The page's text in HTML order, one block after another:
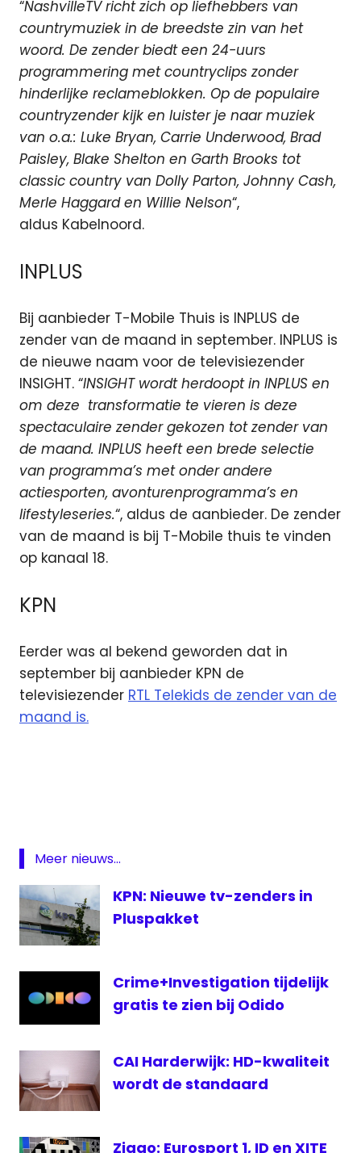
“NashvilleTV richt zich op liefhebbers van
countrymuziek in de breedste zin van het
woord. De zender biedt een 24-uurs
programmering met countryclips zonder
hinderlijke reclameblokken. Op de populaire
countryzender kijk en luister je naar muziek
van o.a.: Luke Bryan, Carrie Underwood, Brad
Paisley, Blake Shelton en Garth Brooks tot
classic country van Dolly Parton, Johnny Cash,
Merle Haggard en Willie Nelson“,
aldus Kabelnoord.
INPLUS
Bij aanbieder T-Mobile Thuis is INPLUS de
zender van de maand in september. INPLUS is
de nieuwe naam voor de televisiezender
INSIGHT. “INSIGHT wordt herdoopt in INPLUS en
om deze transformatie te vieren is deze
spectaculaire zender gekozen tot zender van
de maand. INPLUS heeft een brede selectie
van programma’s met onder andere
actiesporten, avonturenprogramma’s en
lifestyleseries.“, aldus de aanbieder. De zender
van de maand is bij T-Mobile thuis te vinden
op kanaal 18.
KPN
Eerder was al bekend geworden dat in
september bij aanbieder KPN de
televisiezender RTL Telekids de zender van de
maand is.
NashvilleTV
Meer nieuws...
KPN: Nieuwe tv-zenders in
Pluspakket
Crime+Investigation tijdelijk
gratis te zien bij Odido
CAI Harderwijk: HD-kwaliteit
wordt de standaard
Ziggo: Eurosport 1, ID en XITE